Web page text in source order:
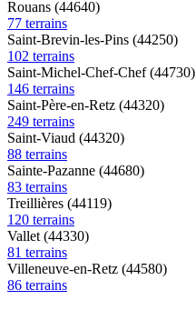
Rouans (44640)
77 terrains
Saint-Brevin-les-Pins (44250)
102 terrains
Saint-Michel-Chef-Chef (44730)
146 terrains
Saint-Père-en-Retz (44320)
249 terrains
Saint-Viaud (44320)
88 terrains
Sainte-Pazanne (44680)
83 terrains
Treillières (44119)
120 terrains
Vallet (44330)
81 terrains
Villeneuve-en-Retz (44580)
86 terrains